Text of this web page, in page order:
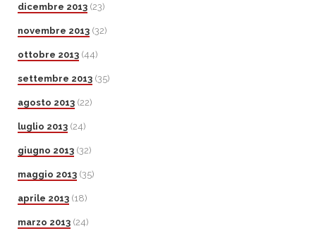
dicembre 2013 (23)
novembre 2013 (32)
ottobre 2013 (44)
settembre 2013 (35)
agosto 2013 (22)
luglio 2013 (24)
giugno 2013 (32)
maggio 2013 (35)
aprile 2013 (18)
marzo 2013 (24)